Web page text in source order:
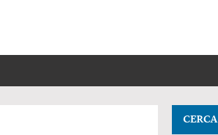
CERCA